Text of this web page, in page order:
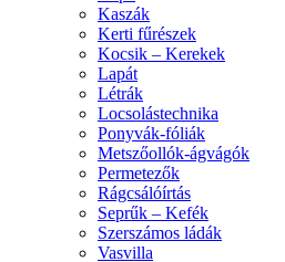
Kaszák
Kerti fűrészek
Kocsik – Kerekek
Lapát
Létrák
Locsolástechnika
Ponyvák-fóliák
Metszőollók-ágvágók
Permetezők
Rágcsálóírtás
Seprűk – Kefék
Szerszámos ládák
Vasvilla